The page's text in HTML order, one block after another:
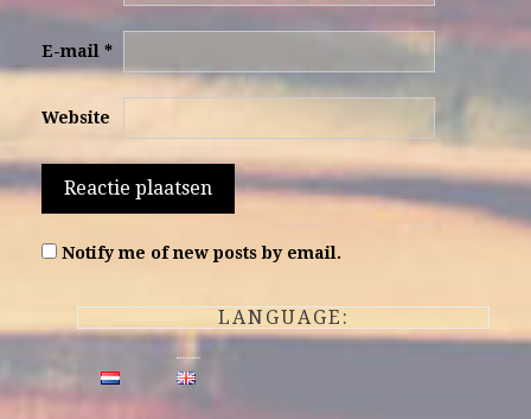
E-mail *
Website
Notify me of new posts by email.
LANGUAGE: